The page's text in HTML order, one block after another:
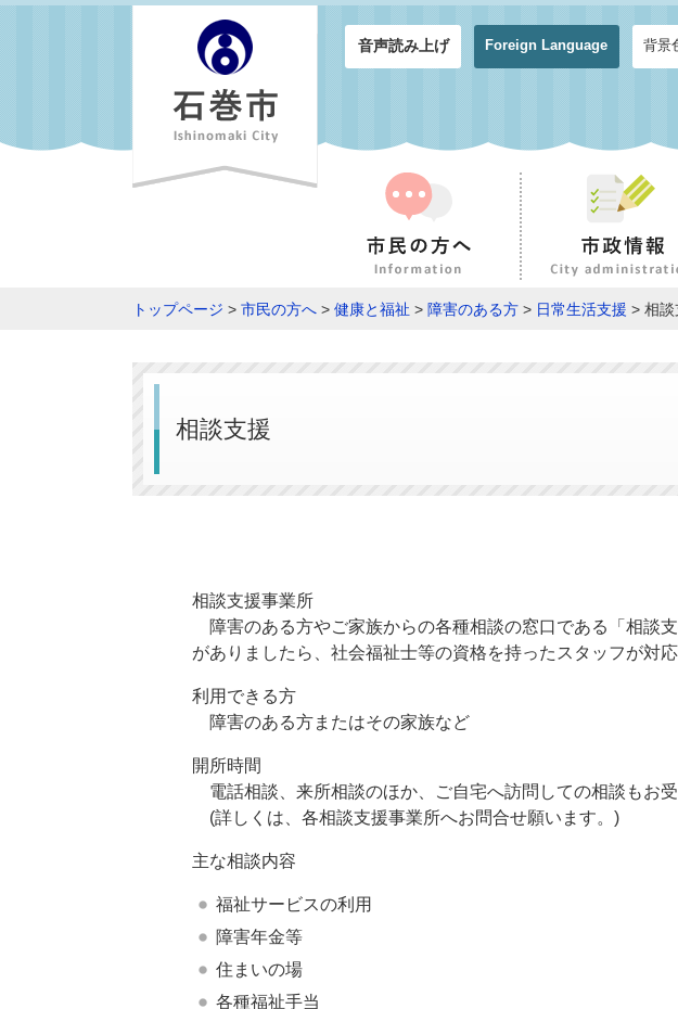
音声読み上げ Foreign Language 背景
トップページ > 市民の方へ > 健康と福祉 > 障害のある方 > 日常生活支援 > 相談
相談支援
相談支援事業所
障害のある方やご家族からの各種相談の窓口である「相談
がありましたら、社会福祉士等の資格を持ったスタッフが対
利用できる方
障害のある方またはその家族など
開所時間
電話相談、来所相談のほか、ご自宅へ訪問しての相談もお受
(詳しくは、各相談支援事業所へお問合せ願います。)
主な相談内容
福祉サービスの利用
障害年金等
住まいの場
各種福祉手当